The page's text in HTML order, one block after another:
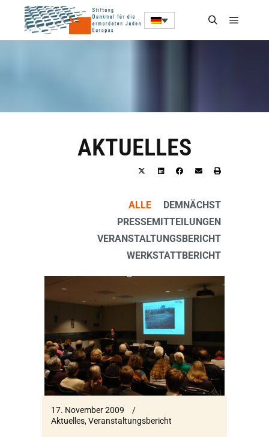
AKTUELLES
ALLE
DEMNÄCHST
PRESSEMITTEILUNGEN
VERANSTALTUNGSBERICHT
WERKSTATTBERICHT
17. November 2009
Aktuelles,Veranstaltungsbericht